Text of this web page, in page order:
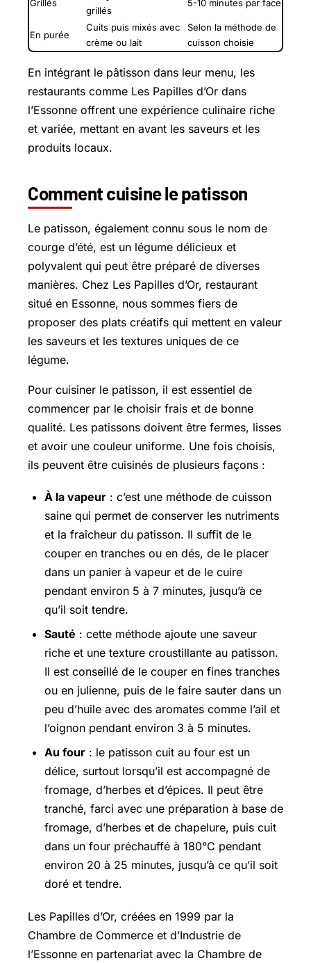
Grillés
grillés
5-10 minutes par face
En purée
Cuits puis mixés avec
crème ou lait
Selon la méthode de
cuisson choisie
En intégrant le pâtisson dans leur menu, les
restaurants comme Les Papilles d’Or dans
l’Essonne offrent une expérience culinaire riche
et variée, mettant en avant les saveurs et les
produits locaux.
Comment cuisine le patisson
Le patisson, également connu sous le nom de
courge d’été, est un légume délicieux et
polyvalent qui peut être préparé de diverses
manières. Chez Les Papilles d’Or, restaurant
situé en Essonne, nous sommes fiers de
proposer des plats créatifs qui mettent en valeur
les saveurs et les textures uniques de ce
légume.
Pour cuisiner le patisson, il est essentiel de
commencer par le choisir frais et de bonne
qualité. Les patissons doivent être fermes, lisses
et avoir une couleur uniforme. Une fois choisis,
ils peuvent être cuisinés de plusieurs façons :
À la vapeur : c’est une méthode de cuisson
saine qui permet de conserver les nutriments
et la fraîcheur du patisson. Il suffit de le
couper en tranches ou en dés, de le placer
dans un panier à vapeur et de le cuire
pendant environ 5 à 7 minutes, jusqu’à ce
qu’il soit tendre.
Sauté : cette méthode ajoute une saveur
riche et une texture croustillante au patisson.
Il est conseillé de le couper en fines tranches
ou en julienne, puis de le faire sauter dans un
peu d’huile avec des aromates comme l’ail et
l’oignon pendant environ 3 à 5 minutes.
Au four : le patisson cuit au four est un
délice, surtout lorsqu’il est accompagné de
fromage, d’herbes et d’épices. Il peut être
tranché, farci avec une préparation à base de
fromage, d’herbes et de chapelure, puis cuit
dans un four préchauffé à 180°C pendant
environ 20 à 25 minutes, jusqu’à ce qu’il soit
doré et tendre.
Les Papilles d’Or, créées en 1999 par la
Chambre de Commerce et d’Industrie de
l’Essonne en partenariat avec la Chambre de